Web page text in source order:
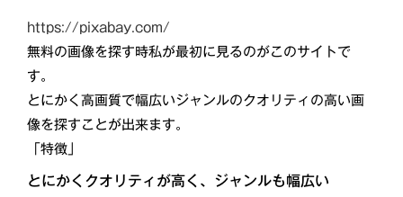
https://pixabay.com/
無料の画像を探す時私が最初に見るのがこのサイトで
す。
とにかく高画質で幅広いジャンルのクオリティの高い画
像を探すことが出来ます。
「特徴」
とにかくクオリティが高く、ジャンルも幅広い